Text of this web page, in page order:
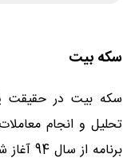
سکه بیت
سکه بیت در حقیقت
تحلیل و انجام